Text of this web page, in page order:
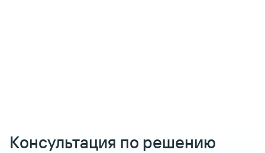
Консультация по решению